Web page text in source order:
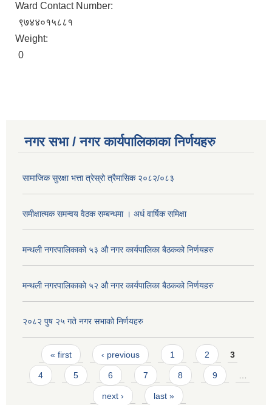
Ward Contact Number:
९७४४०१५८८१
Weight:
0
नगर सभा / नगर कार्यपालिकाका निर्णयहरु
सामाजिक सुरक्षा भत्ता त्रेस्रो त्रैमासिक २०८२/०८३
समीक्षात्मक समन्वय वैठक सम्बन्धमा । अर्ध वार्षिक समिक्षा
मन्थली नगरपालिकाको ५३ औ नगर कार्यपालिका बैठकको निर्णयहरु
मन्थली नगरपालिकाको ५२ औ नगर कार्यपालिका बैठकको निर्णयहरु
२०८२ पुष २५ गते नगर सभाको निर्णयहरु
Pages
« first ‹ previous 1 2 3
4 5 6 7 8 9
next › last »